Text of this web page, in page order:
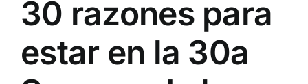
30 razones para
estar en la 30a